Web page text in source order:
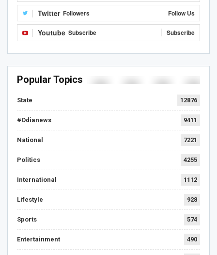
Twitter Followers Follow Us
Youtube Subscribe Subscribe
Popular Topics
State 12876
#Odianews 9411
National 7221
Politics 4255
International 1112
Lifestyle 928
Sports 574
Entertainment 490